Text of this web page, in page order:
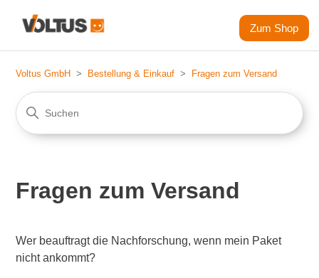
Zum Shop
Voltus GmbH Bestellung & Einkauf Fragen zum Versand
Fragen zum Versand
Wer beauftragt die Nachforschung, wenn mein Paket
nicht ankommt?